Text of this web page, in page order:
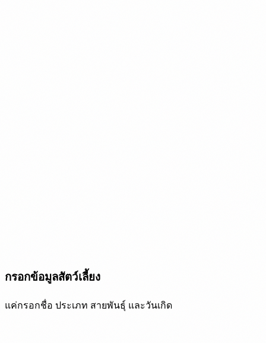
กรอกข้อมูลสัตว์เลี้ยง
แค่กรอกชื่อ ประเภท สายพันธุ์ และวันเกิด